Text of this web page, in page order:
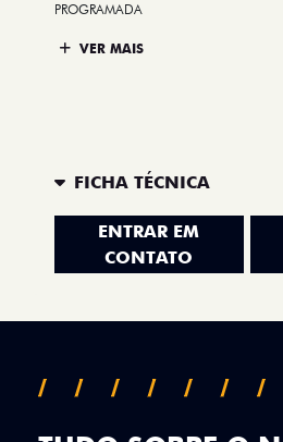
PROGRAMADA
VER MAIS
FICHA TÉCNICA
ENTRAR EM
CONTATO